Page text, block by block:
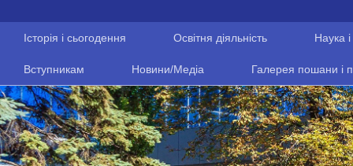
Історія і сьогодення Освітня діяльність Наука
Вступникам Новини/Медіа Галерея пошани і